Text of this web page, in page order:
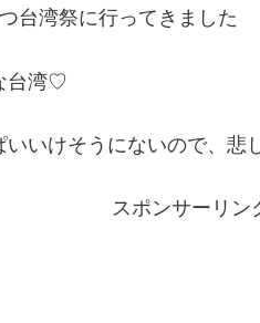
台湾祭に行ってきました
台湾♡
いけそうにないので、悲
スポンサーリン